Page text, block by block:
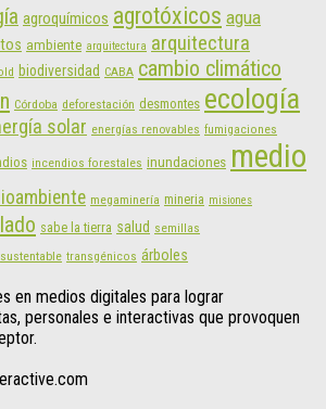
agroquímicos agrotóxicos agua
ambiente arquitectura arquitectura
biodiversidad CABA cambio climático
Córdoba deforestación desmontes ecología
solar energías renovables fumigaciones
incendios forestales inundaciones medio
megaminería mineria misiones
sabe la tierra salud semillas
sustentable transgénicos árboles
en medios digitales para lograr
personales e interactivas que provoquen